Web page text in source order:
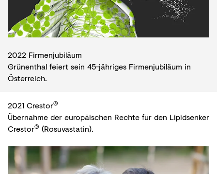
2022 Firmenjubiläum
Grünenthal feiert sein 45-jähriges Firmenjubiläum in
Österreich.
2021 Crestor®
Übernahme der europäischen Rechte für den Lipidsenker
Crestor® (Rosuvastatin).